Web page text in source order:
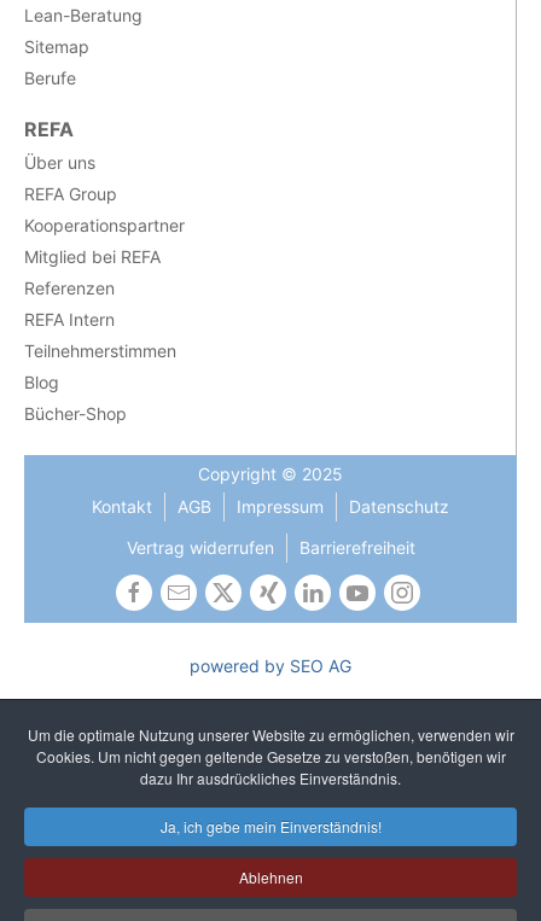
Um die optimale Nutzung unserer Website zu ermöglichen, verwenden wir
Cookies. Um nicht gegen geltende Gesetze zu verstoßen, benötigen wir
dazu Ihr ausdrückliches Einverständnis.
Ja, ich gebe mein Einverständnis!
Ablehnen
Lean-Beratung
Sitemap
Berufe
REFA
Über uns
REFA Group
Kooperationspartner
Mitglied bei REFA
Referenzen
REFA Intern
Teilnehmerstimmen
Blog
Bücher-Shop
Copyright © 2025
Kontakt
AGB Impressum
Datenschutz
Vertrag widerrufen
Barrierefreiheit
powered by SEO AG
gehört zu unseren gelebten Kernwerten. In Texten verzichten
wir auf sprachliches Gendern, um ein einheitliches und
unkompliziertes Lesen zu gewährleisten. Selbstverständlich